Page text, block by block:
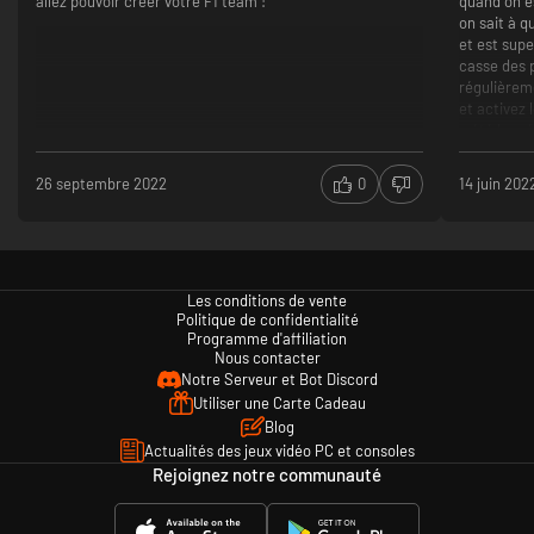
ligues, couleurs personnalisables et événements hebdomadaires.
o *Connexion Internet requise pour télécharger les derniers véhicules de
2020 (le cas échéant) et le contenu rétroactif de la saison 2020 de F2.
26 septembre 2022 0
on sait à
et est
casse des
et activez
- Niveau
14 juin
Les conditions de vente
Politique de confidentialité
Programme d'affiliation
Nous contacter
Notre Serveur et Bot Discord
Utiliser une Carte Cadeau
Blog
Actualités des jeux vidéo PC et consoles
Rejoignez notre communauté